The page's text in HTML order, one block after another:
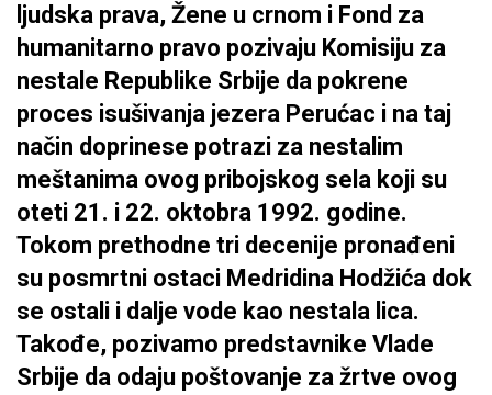
ljudska prava, Žene u crnom i Fond za
humanitarno pravo pozivaju Komisiju za
nestale Republike Srbije da pokrene
proces isušivanja jezera Perućac i na taj
način doprinese potrazi za nestalim
meštanima ovog pribojskog sela koji su
oteti 21. i 22. oktobra 1992. godine.
Tokom prethodne tri decenije pronađeni
su posmrtni ostaci Medridina Hodžića dok
se ostali i dalje vode kao nestala lica.
Takođe, pozivamo predstavnike Vlade
Srbije da odaju poštovanje za žrtve ovog